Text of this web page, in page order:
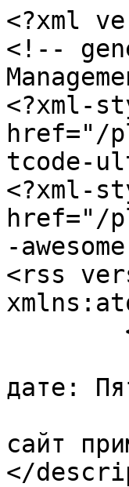
<?xml
<!--
<?xml-
href="/
tcode-
<?xml-
href="/
-
<rss
дате:
сайт
</